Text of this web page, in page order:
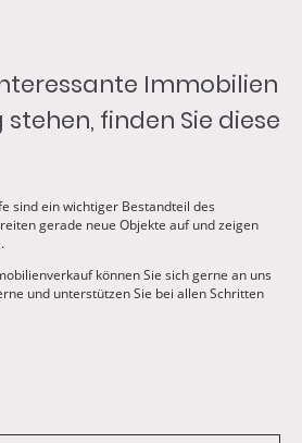
Immobilien
finden Sie diese
sind ein wichtiger Bestandteil des
gerade neue Objekte auf und zeigen
können Sie sich gerne an uns
und unterstützen Sie bei allen Schritten